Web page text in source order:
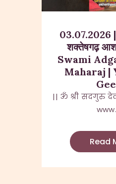
03.07.2026 |
शक्तेषगढ़
Swami
Maharaj |
|| ॐ श्री सदगुरु
Read